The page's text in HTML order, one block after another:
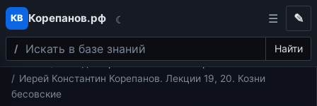
Перейти к содержимому
КВ Корепанов.рф ☾
Поиск Найти
✎
Главная
Беседа иерея Константина Корепанова
Иерей Константин Корепанов. Лекции 19, 20. Козни
бесовские